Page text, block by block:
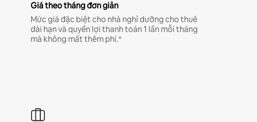
Giá theo tháng đơn giản
Mức giá đặc biệt cho nhà nghỉ dưỡng cho thuê
dài hạn và quyền lợi thanh toán 1 lần mỗi tháng
mà không mất thêm phí.*